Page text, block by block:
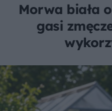
Morwa biała
gasi